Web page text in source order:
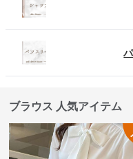
ブラウス 人気アイテム